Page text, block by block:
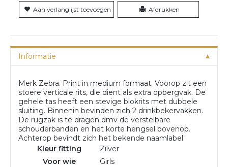
Aan verlanglijst toevoegen Afdrukken
Informatie
Merk Zebra. Print in medium formaat. Voorop zit een
stoere verticale rits, die dient als extra opbergvak. De
gehele tas heeft een stevige blokrits met dubbele
sluiting. Binnenin bevinden zich 2 drinkbekervakken.
De rugzak is te dragen dmv de verstelbare
schouderbanden en het korte hengsel bovenop.
Achterop bevindt zich het bekende naamlabel.
Kleur fitting
Zilver
Voor wie
Girls